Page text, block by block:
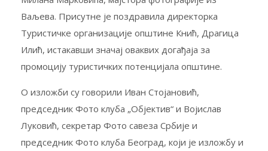
Ваљева. Присутне је поздравила директорка
Туристичке организације општине Кнић, Драгица
Илић, истакавши значај оваквих догађаја за
промоцију туристичких потенцијала општине.
О изложби су говорили Иван Стојановић,
председник Фото клуба „Објектив“ и Војислав
Луковић, секретар Фото савеза Србије и
председник Фото клуба Београд, који је изложбу и